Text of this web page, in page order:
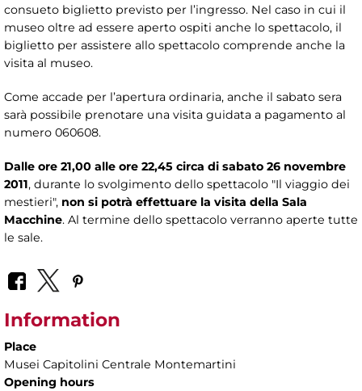
consueto biglietto previsto per l’ingresso. Nel caso in cui il
museo oltre ad essere aperto ospiti anche lo spettacolo, il
biglietto per assistere allo spettacolo comprende anche la
visita al museo.
Come accade per l’apertura ordinaria, anche il sabato sera
sarà possibile prenotare una visita guidata a pagamento al
numero 060608.
Dalle ore 21,00 alle ore 22,45 circa di sabato 26 novembre
2011, durante lo svolgimento dello spettacolo "Il viaggio dei
mestieri", non si potrà effettuare la visita della Sala
Macchine. Al termine dello spettacolo verranno aperte tutte
le sale.
Information
Place
Musei Capitolini Centrale Montemartini
Opening hours